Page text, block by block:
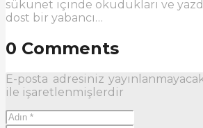
sükunet içinde okudukları ve
dost bir yabancı…
0 Comments
E-posta adresiniz
ile işaretlenmişlerdir